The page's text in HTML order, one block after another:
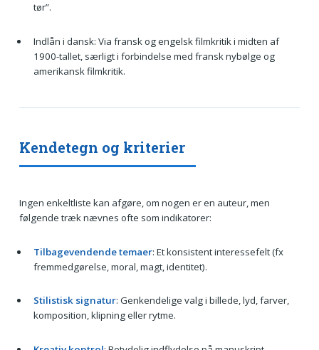
tør”.
Indlån i dansk: Via fransk og engelsk filmkritik i midten af
1900-tallet, særligt i forbindelse med fransk nybølge og
amerikansk filmkritik.
Kendetegn og kriterier
Ingen enkeltliste kan afgøre, om nogen er en auteur, men
følgende træk nævnes ofte som indikatorer:
Tilbagevendende temaer: Et konsistent interessefelt (fx
fremmedgørelse, moral, magt, identitet).
Stilistisk signatur: Genkendelige valg i billede, lyd, farver,
komposition, klipning eller rytme.